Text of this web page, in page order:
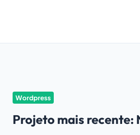
Wordpress
Projeto mais recente: